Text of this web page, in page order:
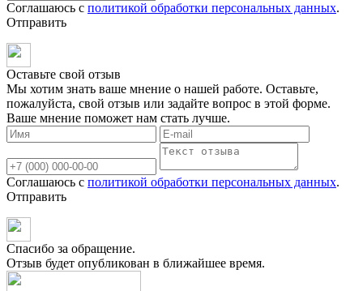
Соглашаюсь с политикой обработки персональных данных.
Отправить
Оставьте свой отзыв
Мы хотим знать ваше мнение о нашей работе. Оставьте,
пожалуйста, свой отзыв или задайте вопрос в этой форме.
Ваше мнение поможет нам стать лучше.
Соглашаюсь с политикой обработки персональных данных.
Отправить
Спасибо за обращение.
Отзыв будет опубликован в ближайшее время.